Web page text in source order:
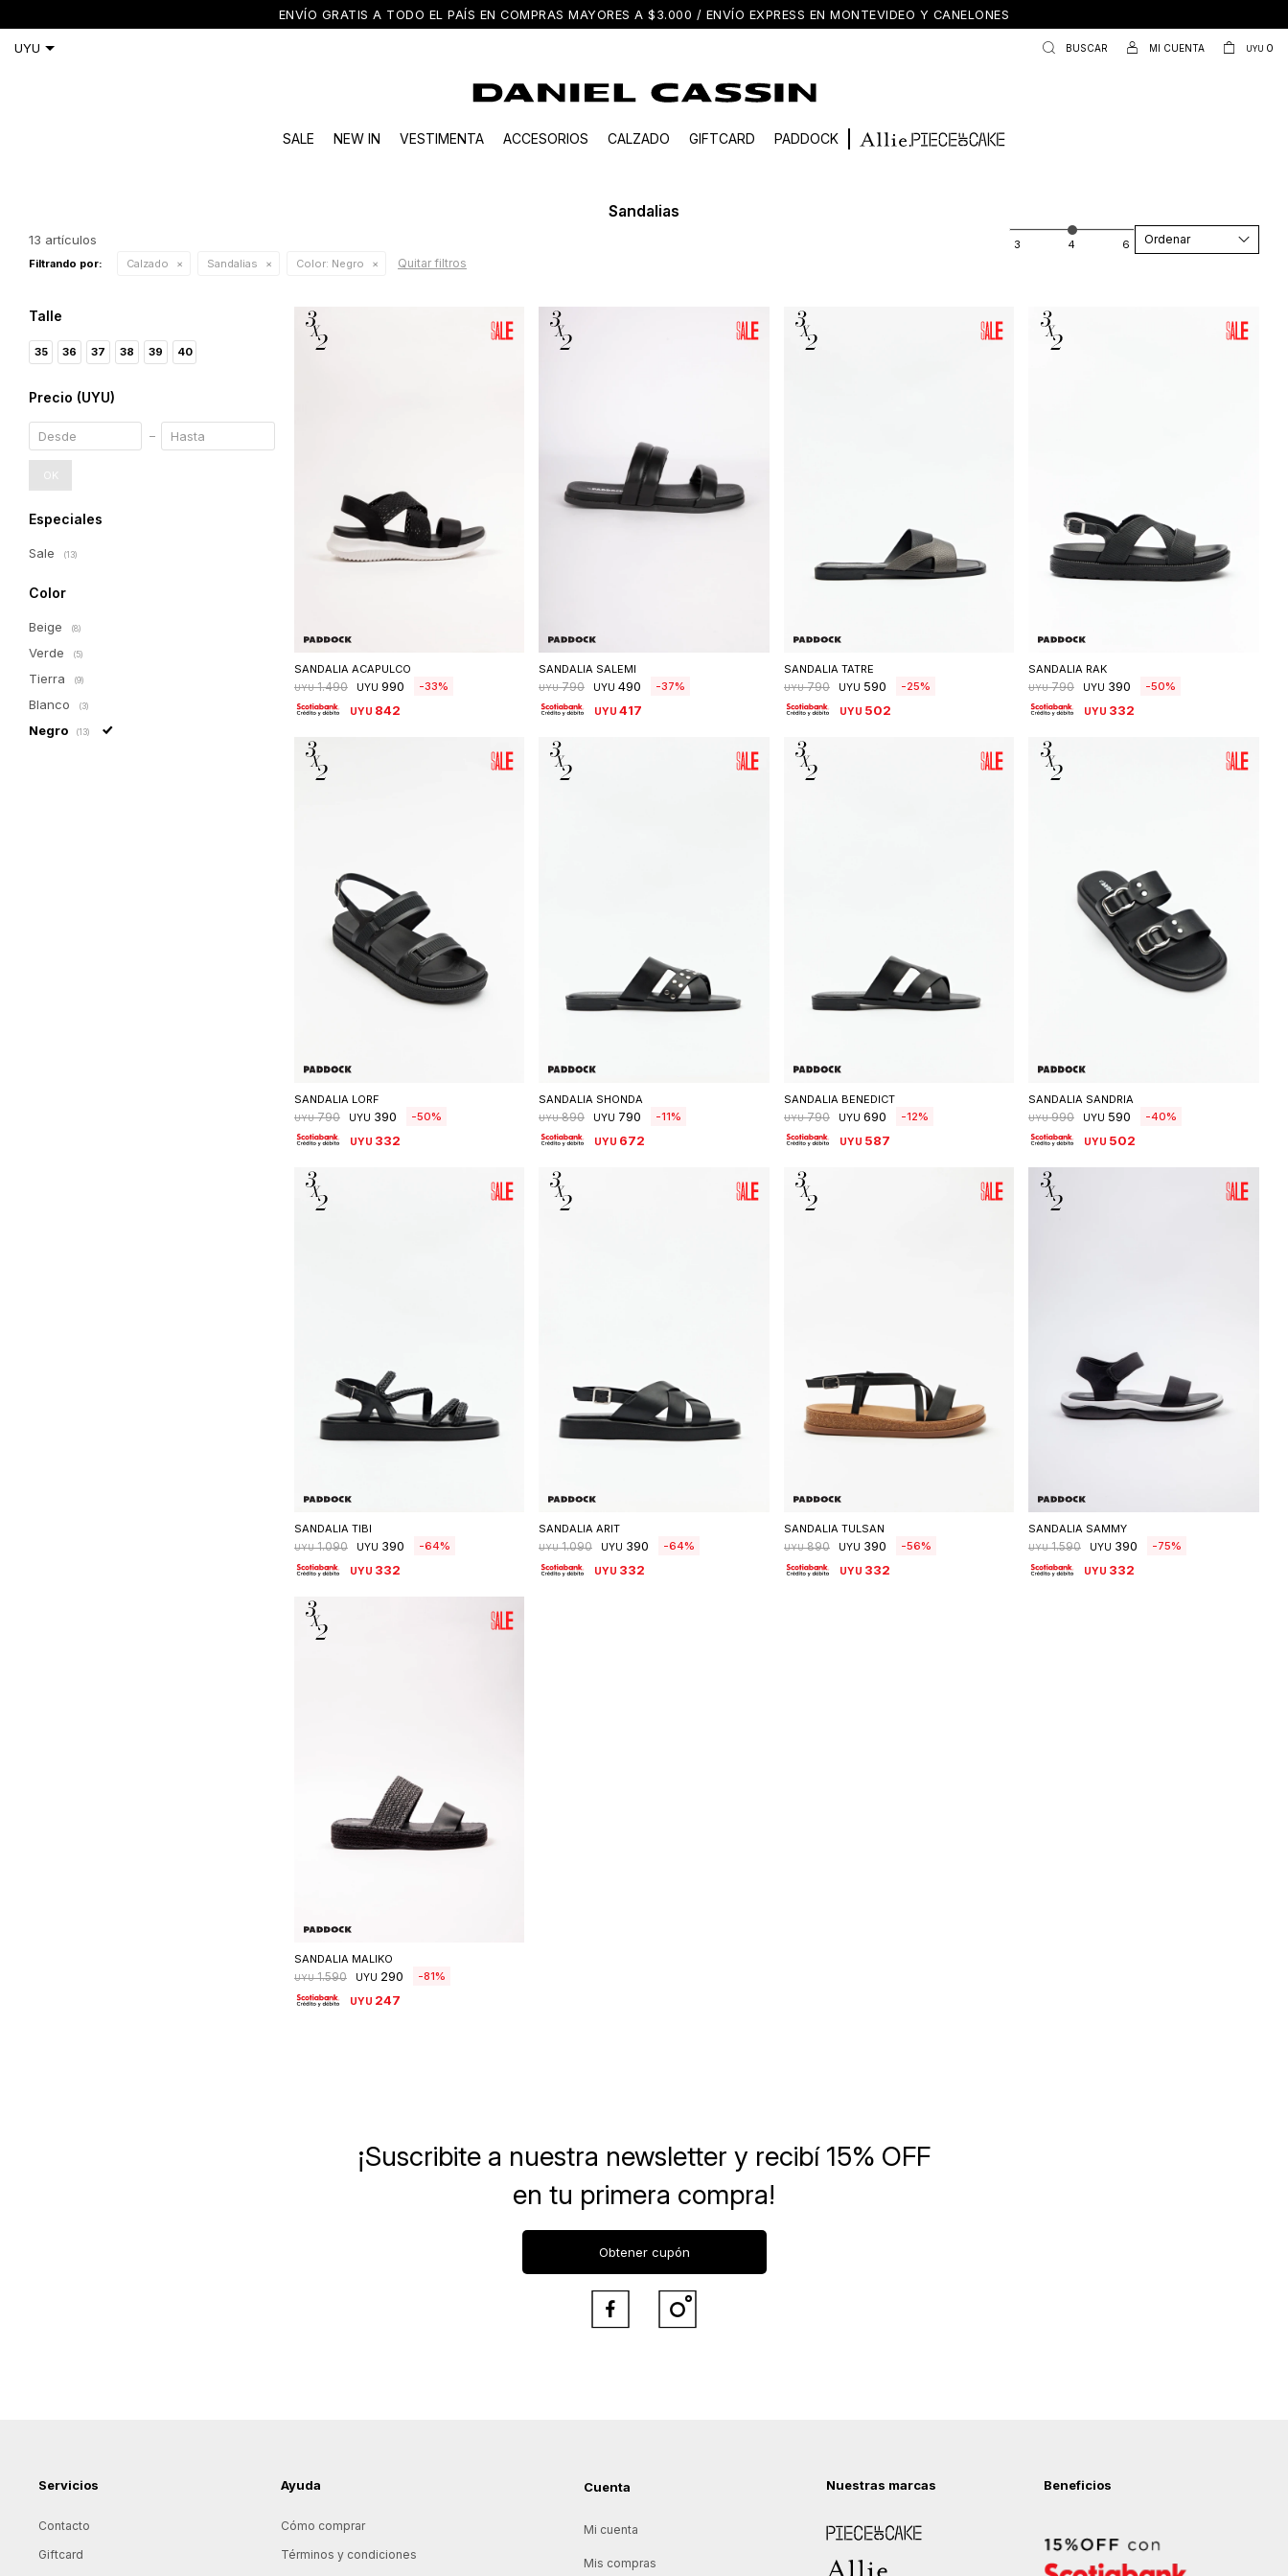
ENVÍO GRATIS A TODO EL PAÍS EN COMPRAS MAYORES A $3.000 / ENVÍO EXPRESS EN MONTEVIDEO Y CANELONES
SALE NEW IN VESTIMENTA ACCESORIOS CALZADO GIFTCARD PADDOCK
UYU 0
Sandalias
13 artículos Recomendados
Filtrando por: Calzado Sandalias Color: Negro Quitar filtros
SANDALIA ACAPULCO
UYU 1.490 UYU 990 33
UYU 842
SANDALIA SALEMI
UYU 790 UYU 490 37
UYU 417
SANDALIA TATRE
UYU 790 UYU 590 25
UYU 502
SANDALIA RAK
UYU 790 UYU 390 50
UYU 332
SANDALIA LORF
UYU 790 UYU 390 50
UYU 332
SANDALIA SHONDA
UYU 890 UYU 790 11
UYU 672
SANDALIA BENEDICT
UYU 790 UYU 690 12
UYU 587
SANDALIA SANDRIA
UYU 990 UYU 590 40
UYU 502
SANDALIA TIBI
UYU 1.090 UYU 390 64
UYU 332
SANDALIA ARIT
UYU 1.090 UYU 390 64
UYU 332
SANDALIA TULSAN
UYU 890 UYU 390 56
UYU 332
SANDALIA SAMMY
UYU 1.590 UYU 390 75
UYU 332
SANDALIA MALIKO
UYU 1.590 UYU 290 81
UYU 247
Talle
35 36 37 38 39 40
Precio (UYU)
OK
Especiales
Sale (13)
Color
Beige (8)
Verde (5)
Tierra (9)
Blanco (3)
Negro (13)
Servicios
Contacto
Giftcard
Ayuda
Cómo comprar
Términos y condiciones
Cuenta
Mi cuenta
Mis compras
Nuestras marcas
Piece of Cake
Allie
Beneficios
¡Suscribite a nuestra newsletter y recibí 15% OFF
en tu primera compra!
Obtener cupón
 